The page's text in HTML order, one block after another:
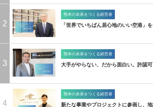
2
熊本の未来をつくる経営者
「世界でいちばん居心地のいい空港」
3
熊本の未来をつくる経営者
大手がやらない、だから面白い。許認
4
熊本の未来をつくる経営者
新たな事業やプロジェクトに参画し、